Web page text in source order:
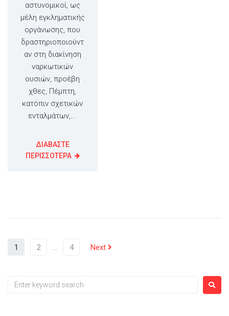
αστυνομικοί, ως
μέλη εγκληματικής
οργάνωσης, που
δραστηριοποιούντ
αν στη διακίνηση
ναρκωτικών
ουσιών, προέβη
χθες, Πέμπτη,
κατόπιν σχετικών
ενταλμάτων,...
ΔΙΑΒΑΣΤΕ
ΠΕΡΙΣΣΟΤΕΡΑ
1 2 … 4 Next